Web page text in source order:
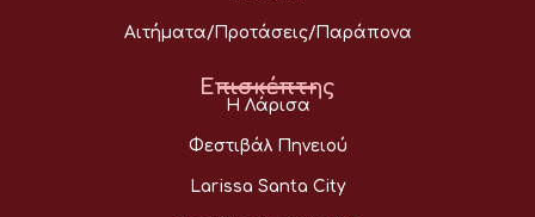
Αιτήματα/Προτάσεις/Παράπονα
Επισκέπτης
Η Λάρισα
Φεστιβάλ Πηνειού
Larissa Santa City